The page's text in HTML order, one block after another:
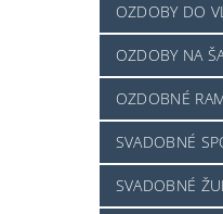
OZDOBY DO
OZDOBY NA
OZDOBNÉ
SVADOBNÉ
SVADOBNÉ